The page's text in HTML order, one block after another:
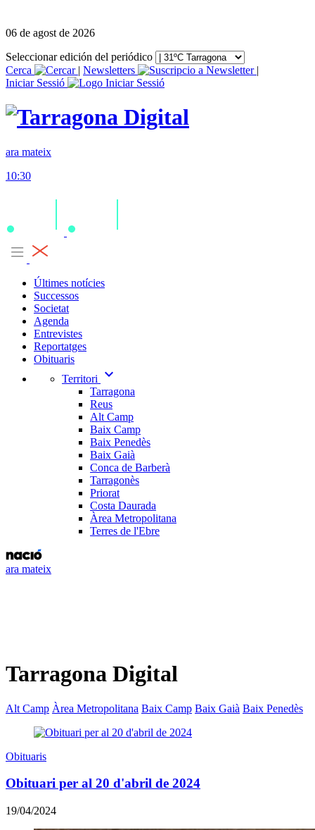
06 de agost de 2026
Seleccionar edición del periódico
Cerca
| Newsletters
|
Iniciar Sessió
ara mateix
10:30
Últimes notícies
Successos
Societat
Agenda
Entrevistes
Reportatges
Obituaris
Territori
expand_more
Tarragona
Reus
Alt Camp
Baix Camp
Baix Penedès
Baix Gaià
Conca de Barberà
Tarragonès
Priorat
Costa Daurada
Àrea Metropolitana
Terres de l'Ebre
ara mateix
Tarragona Digital
Alt Camp Àrea Metropolitana Baix Camp Baix Gaià Baix Penedès
Obituaris
Obituari per al 20 d'abril de 2024
19/04/2024